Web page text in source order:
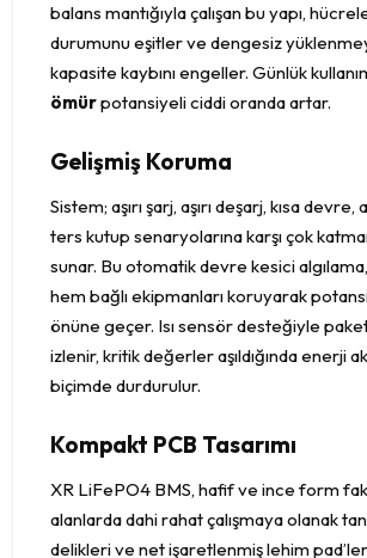
balans mantığıyla çalışan bu yapı,
durumunu eşitler ve dengesiz
kapasite kaybını engeller. Günlük
ömürpotansiyeli ciddi oranda artar.
Gelişmiş Koruma
Sistem; aşırı şarj, aşırı deşarj, kısa devre,
ters kutup senaryolarına karşı çok
sunar. Bu otomatik devre kesici
hem bağlı ekipmanları koruyarak
önüne geçer. Isı sensör desteğiyle paket
izlenir, kritik değerler aşıldığında enerji
biçimde durdurulur.
Kompakt PCB Tasarımı
XR LiFePO4 BMS, hafif ve ince form
alanlarda dahi rahat çalışmaya olanak
delikleri ve net işaretlenmiş lehim